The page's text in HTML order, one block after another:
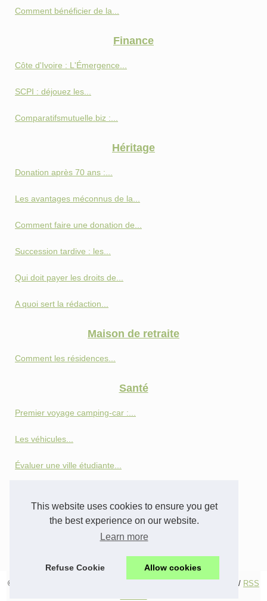
This website uses cookies to ensure you get
the best experience on our website.
Learn more
Refuse Cookie Allow cookies
Comment bénéficier de la...
Finance
Côte d'Ivoire : L'Émergence...
SCPI : déjouez les...
Comparatifsmutuelle.biz :...
Héritage
Donation après 70 ans :...
Les avantages méconnus de la...
Comment faire une donation de...
Succession tardive : les...
Qui doit payer les droits de...
A quoi sert la rédaction...
Maison de retraite
Comment les résidences...
Santé
Premier voyage camping-car :...
Les véhicules...
Évaluer une ville étudiante...
Senior
© 2026 / RSS